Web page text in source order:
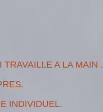
A LA MAIN .
INDIVIDUEL.